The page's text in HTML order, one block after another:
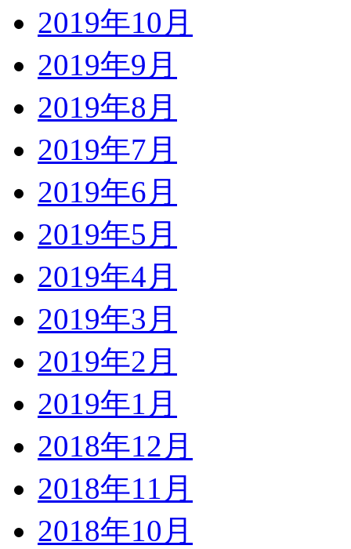
2019年10月
2019年9月
2019年8月
2019年7月
2019年6月
2019年5月
2019年4月
2019年3月
2019年2月
2019年1月
2018年12月
2018年11月
2018年10月